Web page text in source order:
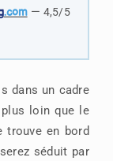
.com— 4,5/5
dans un cadre
loin que le
trouve en bord
séduit par